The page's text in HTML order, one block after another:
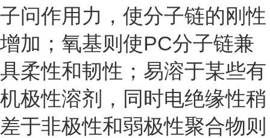
子问作用力，使分子链的刚性
增加；氧基则使PC分子链兼
具柔性和韧性；易溶于某些有
机极性溶剂，同时电绝缘性稍
差于非极性和弱极性聚合物则